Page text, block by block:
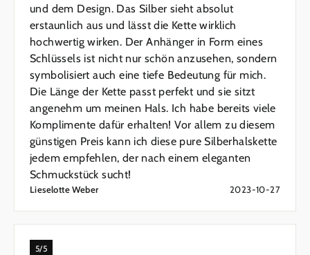
und dem Design. Das Silber sieht absolut
erstaunlich aus und lässt die Kette wirklich
hochwertig wirken. Der Anhänger in Form eines
Schlüssels ist nicht nur schön anzusehen, sondern
symbolisiert auch eine tiefe Bedeutung für mich.
Die Länge der Kette passt perfekt und sie sitzt
angenehm um meinen Hals. Ich habe bereits viele
Komplimente dafür erhalten! Vor allem zu diesem
günstigen Preis kann ich diese pure Silberhalskette
jedem empfehlen, der nach einem eleganten
Schmuckstück sucht!
Lieselotte Weber 2023-10-27
5/5